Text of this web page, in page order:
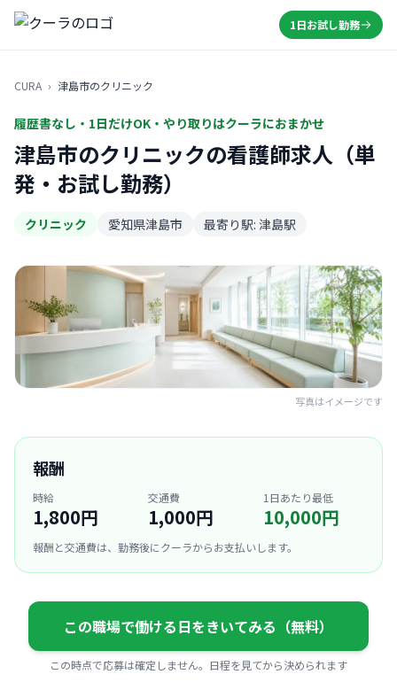
1日お試し勤務
CURA › 津島市のクリニック
履歴書なし・1日だけOK・やり取りはクーラにおまかせ
津島市のクリニックの看護師求人（単
発・お試し勤務）
クリニック 愛知県津島市 最寄り駅: 津島駅
写真はイメージです
報酬
時給
1,800円
交通費
1,000円
1日あたり最低
10,000円
報酬と交通費は、勤務後にクーラからお支払いします。
この職場で働ける日をきいてみる（無料）
この時点で応募は確定しません。日程を見てから決められます